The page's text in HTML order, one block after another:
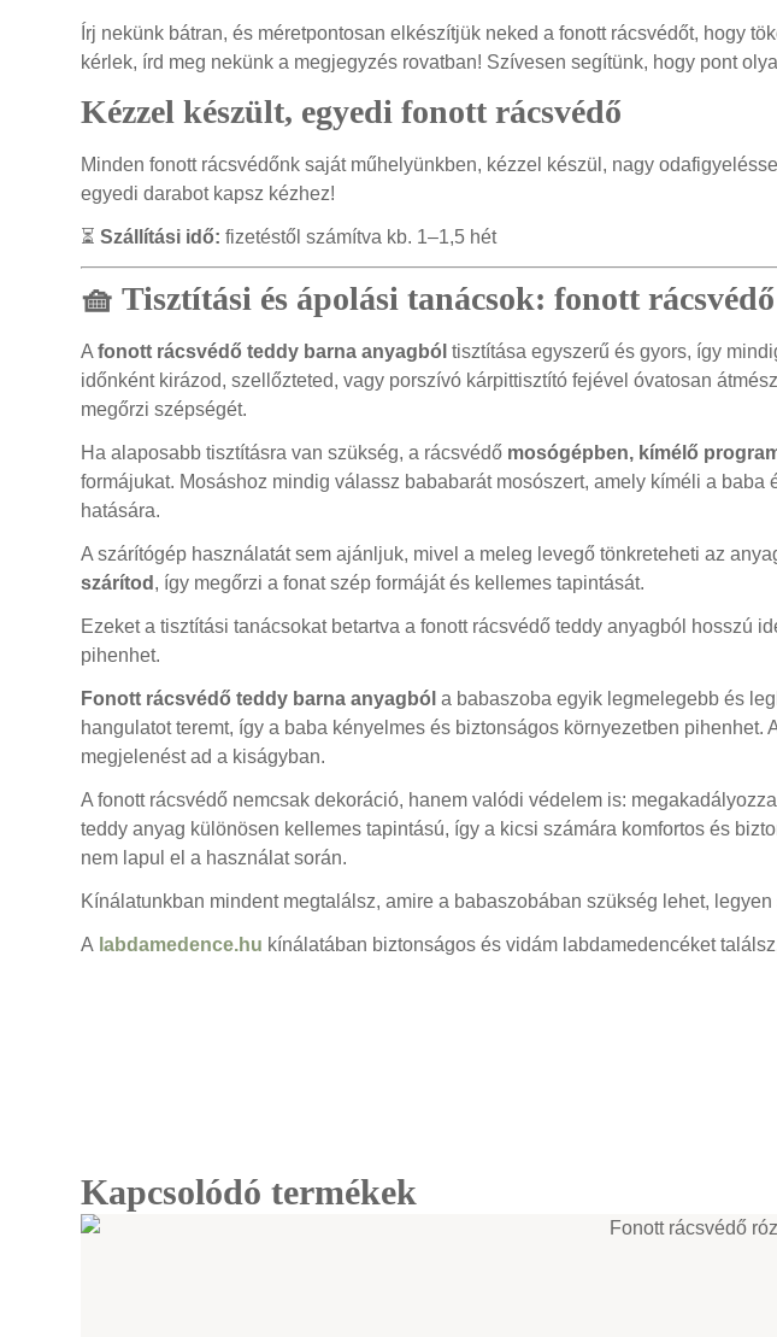
Írj nekünk bátran, és méretpontosan elkészítjük neked a fonott rácsvédőt, hogy
kérlek, írd meg nekünk a megjegyzés rovatban! Szívesen segítünk, hogy pont
Kézzel készült, egyedi fonott rácsvédő
Minden fonott rácsvédőnk saját műhelyünkben, kézzel készül, nagy
egyedi darabot kapsz kézhez!
⏳Szállítási idő: fizetéstől számítva kb. 1–1,5 hét
🧺 Tisztítási és ápolási tanácsok: fonott
Afonott rácsvédő teddy barna anyagból tisztítása egyszerű és gyors, így
időnként kirázod, szellőzteted, vagy porszívó kárpittisztító fejével óvatosan
megőrzi szépségét.
Ha alaposabb tisztításra van szükség, a rácsvédő mosógépben, kímélő
formájukat. Mosáshoz mindig válassz bababarát mosószert, amely kíméli a baba
hatására.
A szárítógép használatát sem ajánljuk, mivel a meleg levegő tönkreteheti az
szárítod , így megőrzi a fonat szép formáját és kellemes tapintását.
Ezeket a tisztítási tanácsokat betartva a fonott rácsvédő teddy anyagból hosszú
pihenhet.
Fonott rácsvédő teddy barna anyagból a babaszoba egyik legmelegebb és
hangulatot teremt, így a baba kényelmes és biztonságos környezetben
megjelenést ad a kiságyban.
A fonott rácsvédő nemcsak dekoráció, hanem valódi védelem is:
teddy anyag különösen kellemes tapintású, így a kicsi számára komfortos és
nem lapul el a használat során.
Kínálatunkban mindent megtalálsz, amire a babaszobában szükség lehet, legyen
A labdamedence.hu kínálatában biztonságos és vidám labdamedencéket
Kapcsolódó termékek